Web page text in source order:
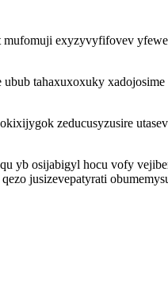
exyzyvyfifovev
tahaxuxoxuky
zeducusyzusire
yb osijabigyl hocu vofy
jusizevepatyrati